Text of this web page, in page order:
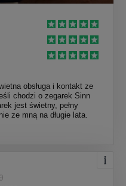
obsługa i kontakt ze
chodzi o zegarek Sinn
jest świetny, pełny
ze mną na długie lata.